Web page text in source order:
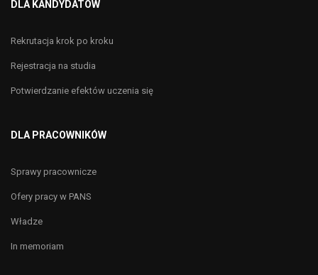
DLA KANDYDATÓW
Rekrutacja krok po kroku
Rejestracja na studia
Potwierdzanie efektów uczenia się
DLA PRACOWNIKÓW
Sprawy pracownicze
Ofery pracy w PANS
Władze
In memoriam